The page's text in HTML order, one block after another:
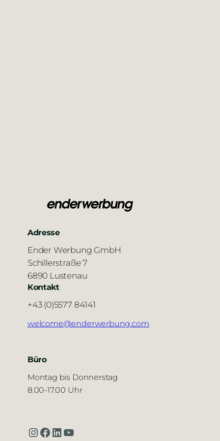
Adresse
Ender Werbung GmbH
Schillerstraße 7
6890 Lustenau
Kontakt
+43 (0)5577 84141
welcome@enderwerbung.com
Büro
Montag bis Donnerstag
8.00-17.00 Uhr
InstagramFacebook LinkedIn YouTube